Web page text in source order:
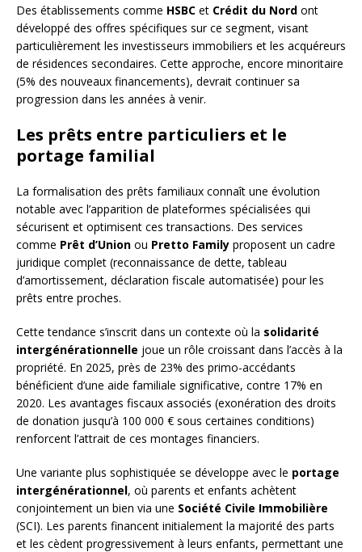
Des établissements comme HSBC et Crédit du Nord ont
développé des offres spécifiques sur ce segment, visant
particulièrement les investisseurs immobiliers et les acquéreurs
de résidences secondaires. Cette approche, encore minoritaire
(5% des nouveaux financements), devrait continuer sa
progression dans les années à venir.
Les prêts entre particuliers et le
portage familial
La formalisation des prêts familiaux connaît une évolution
notable avec l’apparition de plateformes spécialisées qui
sécurisent et optimisent ces transactions. Des services
comme Prêt d’Union ou Pretto Family proposent un cadre
juridique complet (reconnaissance de dette, tableau
d’amortissement, déclaration fiscale automatisée) pour les
prêts entre proches.
Cette tendance s’inscrit dans un contexte où la solidarité
intergénérationnelle joue un rôle croissant dans l’accès à la
propriété. En 2025, près de 23% des primo-accédants
bénéficient d’une aide familiale significative, contre 17% en
2020. Les avantages fiscaux associés (exonération des droits
de donation jusqu’à 100 000 € sous certaines conditions)
renforcent l’attrait de ces montages financiers.
Une variante plus sophistiquée se développe avec le portage
intergénérationnel, où parents et enfants achètent
conjointement un bien via une Société Civile Immobilière
(SCI). Les parents financent initialement la majorité des parts
et les cèdent progressivement à leurs enfants, permettant une